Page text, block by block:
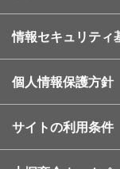
情報セキュリティ
個人情報保護方針
サイトの利用条件